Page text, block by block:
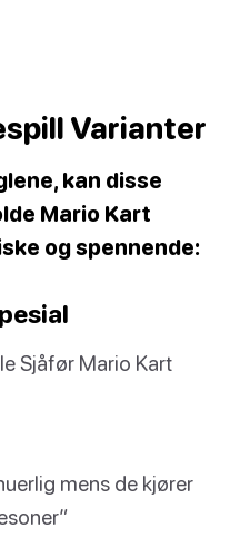
Varianter
kan disse
Mario Kart
og spennende:
Sjåfør Mario Kart
mens de kjører